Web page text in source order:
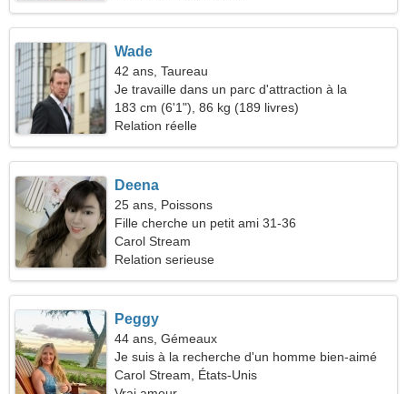
Wade
42 ans, Taureau
Je travaille dans un parc d'attraction à la
recherche d'une femme sensuelle
183 cm (6'1"), 86 kg (189 livres)
Relation réelle
Deena
25 ans, Poissons
Fille cherche un petit ami 31-36
Carol Stream
Relation serieuse
Peggy
44 ans, Gémeaux
Je suis à la recherche d'un homme bien-aimé
pour la datation
Carol Stream, États-Unis